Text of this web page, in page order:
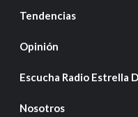
Tendencias
Opinión
Escucha Radio Estrella
Nosotros